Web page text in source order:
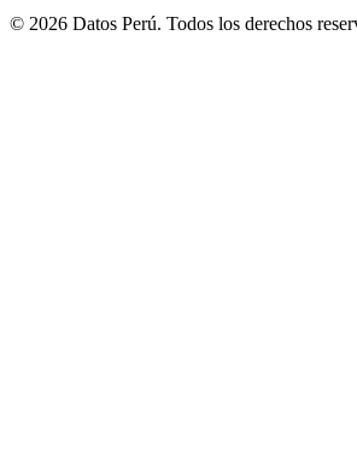
© 2026 Datos Perú. Todos los derechos